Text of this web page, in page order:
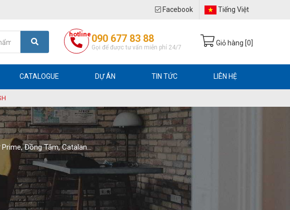
Facebook Tiếng Việt
hotline 090 677 83 88
Gọi để được tư vấn miễn phí 24/7
Giỏ hàng [0
CATALOGUE DỰ ÁN TIN TỨC LIÊN HỆ
Đồng Tâm, Catalan…